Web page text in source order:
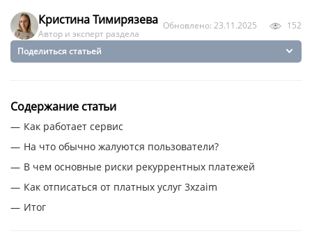
Кристина Тимирязева
Автор и эксперт раздела
Обновлено: 23.11.2025 152
Поделиться статьей
Содержание статьи
Как работает сервис
На что обычно жалуются пользователи?
В чем основные риски рекуррентных платежей
Как отписаться от платных услуг 3xzaim
Итог